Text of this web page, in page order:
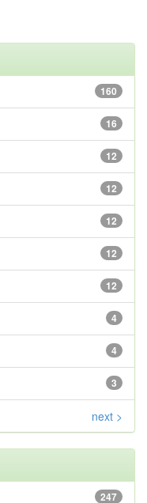
160
16
12
12
12
12
12
4
4
3
next >
247